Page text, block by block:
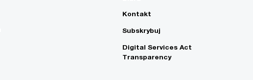
Kontakt
Subskrybuj
Digital Services Act
Transparency